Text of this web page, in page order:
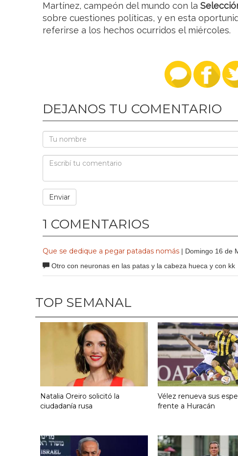
Martínez, campeón del mundo con la
sobre cuestiones políticas, y en esta
referirse a los hechos ocurridos el miércoles.
DEJANOS TU COMENTARIO
1 COMENTARIOS
Que se dedique a pegar patadas nomás | Domingo 16 de
Otro con neuronas en las patas y la cabeza hueca y con kk
TOP SEMANAL
Natalia Oreiro solicitó la
ciudadanía rusa
Vélez renueva sus
frente a Huracán